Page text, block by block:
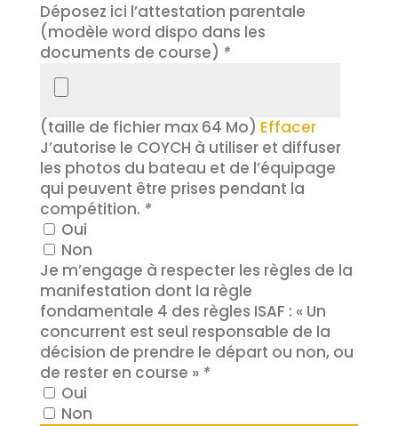
Déposez ici l’attestation parentale
(modèle word dispo dans les
documents de course) *
(taille de fichier max 64 Mo) Effacer
J’autorise le COYCH à utiliser et diffuser
les photos du bateau et de l’équipage
qui peuvent être prises pendant la
compétition. *
Oui
Non
Je m’engage à respecter les règles de la
manifestation dont la règle
fondamentale 4 des règles ISAF : « Un
concurrent est seul responsable de la
décision de prendre le départ ou non, ou
de rester en course » *
Oui
Non